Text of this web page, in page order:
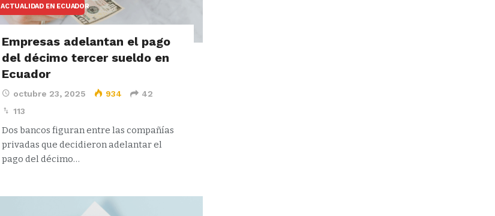
ACTUALIDAD EN ECUADOR
Empresas adelantan el pago
del décimo tercer sueldo en
Ecuador
octubre 23, 2025 934
42
113
Dos bancos figuran entre las compañías
privadas que decidieron adelantar el
pago del décimo…